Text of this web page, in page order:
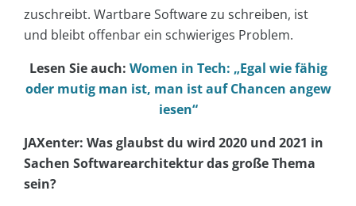
zuschreibt. Wartbare Software zu schreiben, ist
und bleibt offenbar ein schwieriges Problem.
Lesen Sie auch: Women in Tech: „Egal wie fähig
oder mutig man ist, man ist auf Chancen angew
iesen“
JAXenter: Was glaubst du wird 2020 und 2021 in
Sachen Softwarearchitektur das große Thema
sein?